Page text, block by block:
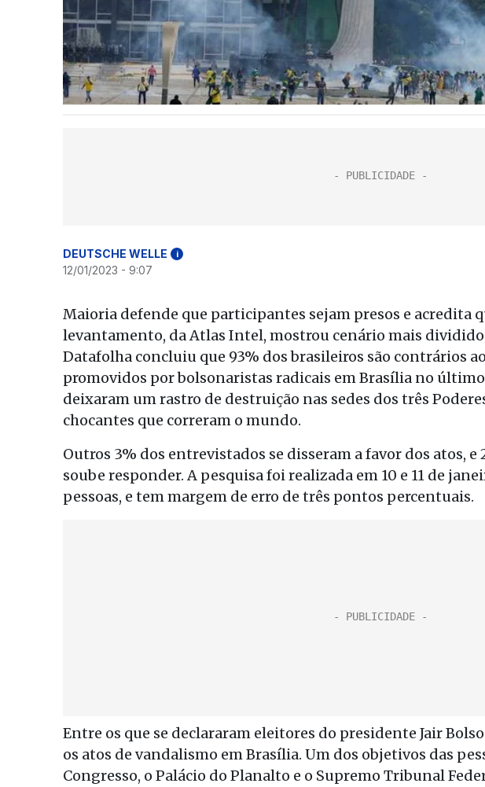
DEUTSCHE WELLE i
12/01/2023 - 9:07
Maioria defende que participantes sejam presos e acredita
levantamento, da Atlas Intel, mostrou cenário mais
Datafolha concluiu que 93% dos brasileiros são contrários
promovidos por bolsonaristas radicais em Brasília no
deixaram um rastro de destruição nas sedes dos três
chocantes que correram o mundo.
Outros 3% dos entrevistados se disseram a favor dos atos,
soube responder. A pesquisa foi realizada em 10 e 11 de
pessoas, e tem margem de erro de três pontos percentuais.
Entre os que se declararam eleitores do presidente Jair
os atos de vandalismo em Brasília. Um dos objetivos das
Congresso, o Palácio do Planalto e o Supremo Tribunal